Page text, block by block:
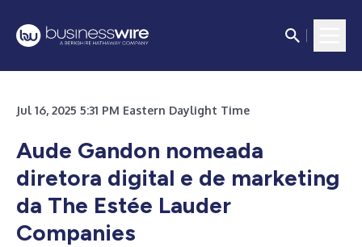
Jul 16, 2025 5:31 PM Eastern Daylight Time
Aude Gandon nomeada
diretora digital e de marketing
da The Estée Lauder
Companies